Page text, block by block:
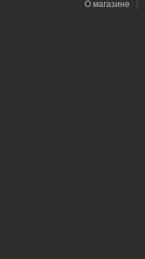
О магазине